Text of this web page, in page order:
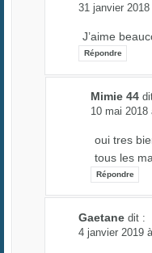
31 janvier
J’aime
Répondre
Mimie 44
10 mai 2018
oui tres
tous les
Répondre
Gaetane dit :
4 janvier 2019